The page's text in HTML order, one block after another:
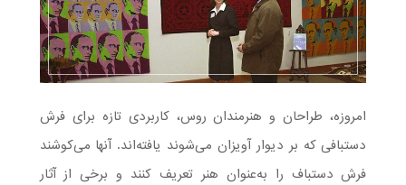
امروزه، طراحان و هنرمندان روس، کاربردی تازه برای فرش
دستبافی که بر دیوار آویزان می‌شوند یافته‌اند. آنها می‌کوشند
فرش دستباف را به‌عنوان هنر تعریف کنند و برخی از آثار